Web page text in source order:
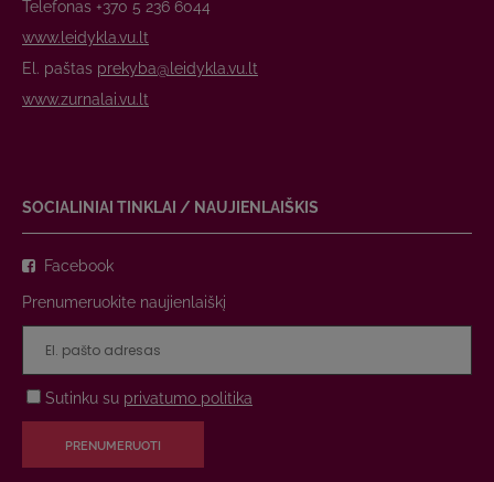
Telefonas +370 5 236 6044
www.leidykla.vu.lt
El. paštas prekyba@leidykla.vu.lt
www.zurnalai.vu.lt
SOCIALINIAI TINKLAI / NAUJIENLAIŠKIS
Facebook
Prenumeruokite naujienlaiškį
Sutinku su privatumo politika
PRENUMERUOTI